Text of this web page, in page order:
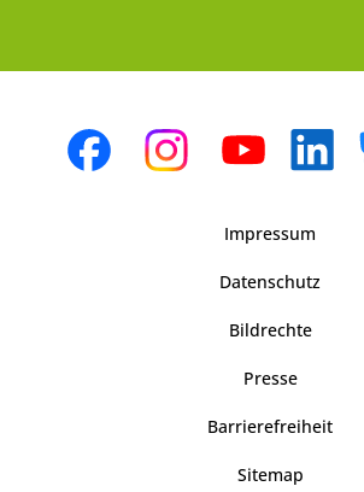
Impressum
Datenschutz
Bildrechte
Presse
Barrierefreiheit
Sitemap